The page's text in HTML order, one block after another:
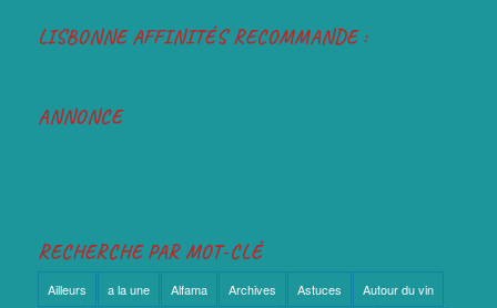
LISBONNE AFFINITÉS RECOMMANDE :
ANNONCE
RECHERCHE PAR MOT-CLÉ
Ailleurs a la une Alfama Archives Astuces Autour du vin